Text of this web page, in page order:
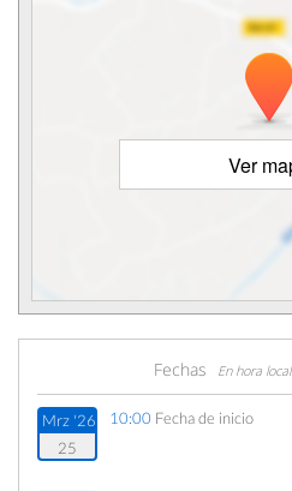
Ver
Fechas En hora
Mrz '26
25
10:00 Fecha de inicio